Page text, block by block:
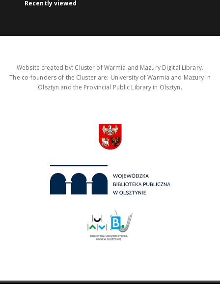
Recently viewed
Website created by: Cluster of Warmia and Mazury Digital Library.
The co-founders of the Cluster are: University of Warmia and Mazury in
Olsztyn and the Provincial Public Library in Olsztyn.